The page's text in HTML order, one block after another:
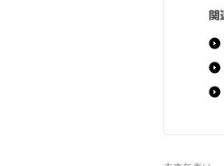
関